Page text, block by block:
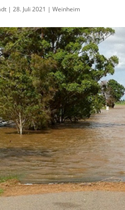
|28. Juli 2021 |Weinheim